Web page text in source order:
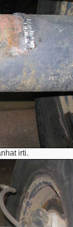
irti.